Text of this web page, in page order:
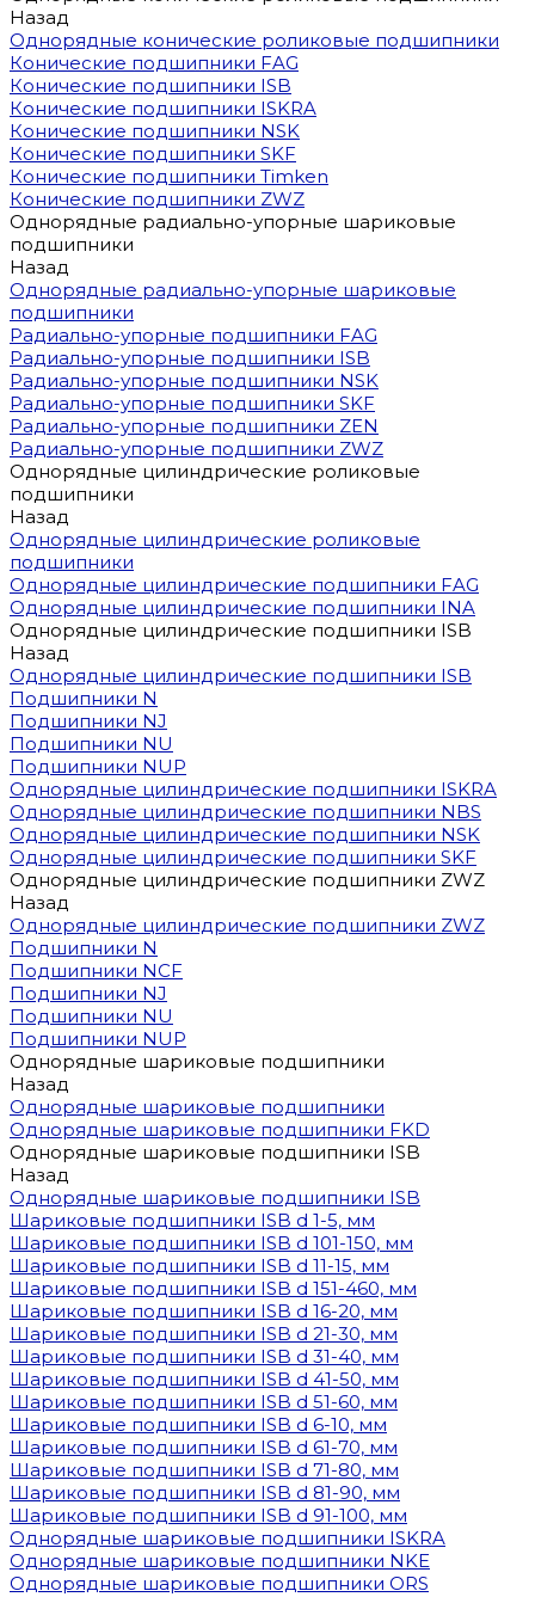
Назад
Однорядные конические роликовые подшипники
Конические подшипники FAG
Конические подшипники ISB
Конические подшипники ISKRA
Конические подшипники NSK
Конические подшипники SKF
Конические подшипники Timken
Конические подшипники ZWZ
Однорядные радиально-упорные шариковые
подшипники
Назад
Однорядные радиально-упорные шариковые
подшипники
Радиально-упорные подшипники FAG
Радиально-упорные подшипники ISB
Радиально-упорные подшипники NSK
Радиально-упорные подшипники SKF
Радиально-упорные подшипники ZEN
Радиально-упорные подшипники ZWZ
Однорядные цилиндрические роликовые
подшипники
Назад
Однорядные цилиндрические роликовые
подшипники
Однорядные цилиндрические подшипники FAG
Однорядные цилиндрические подшипники INA
Однорядные цилиндрические подшипники ISB
Назад
Однорядные цилиндрические подшипники ISB
Подшипники N
Подшипники NJ
Подшипники NU
Подшипники NUP
Однорядные цилиндрические подшипники ISKRA
Однорядные цилиндрические подшипники NBS
Однорядные цилиндрические подшипники NSK
Однорядные цилиндрические подшипники SKF
Однорядные цилиндрические подшипники ZWZ
Назад
Однорядные цилиндрические подшипники ZWZ
Подшипники N
Подшипники NCF
Подшипники NJ
Подшипники NU
Подшипники NUP
Однорядные шариковые подшипники
Назад
Однорядные шариковые подшипники
Однорядные шариковые подшипники FKD
Однорядные шариковые подшипники ISB
Назад
Однорядные шариковые подшипники ISB
Шариковые подшипники ISB d 1-5, мм
Шариковые подшипники ISB d 101-150, мм
Шариковые подшипники ISB d 11-15, мм
Шариковые подшипники ISB d 151-460, мм
Шариковые подшипники ISB d 16-20, мм
Шариковые подшипники ISB d 21-30, мм
Шариковые подшипники ISB d 31-40, мм
Шариковые подшипники ISB d 41-50, мм
Шариковые подшипники ISB d 51-60, мм
Шариковые подшипники ISB d 6-10, мм
Шариковые подшипники ISB d 61-70, мм
Шариковые подшипники ISB d 71-80, мм
Шариковые подшипники ISB d 81-90, мм
Шариковые подшипники ISB d 91-100, мм
Однорядные шариковые подшипники ISKRA
Однорядные шариковые подшипники NKE
Однорядные шариковые подшипники ORS